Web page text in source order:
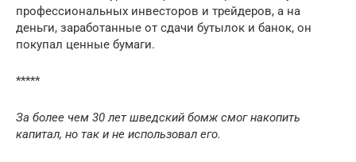
профессиональных инвесторов и трейдеров, а на
деньги, заработанные от сдачи бутылок и банок, он
покупал ценные бумаги.
*****
За более чем 30 лет шведский бомж смог накопить
капитал, но так и не использовал его.